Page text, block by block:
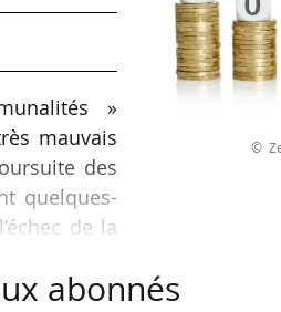
»
mauvais
des
quelques-
de la
©
abonnés